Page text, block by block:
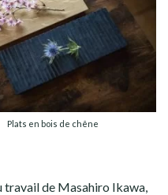
Plats en bois de chêne
travail de Masahiro Ikawa,